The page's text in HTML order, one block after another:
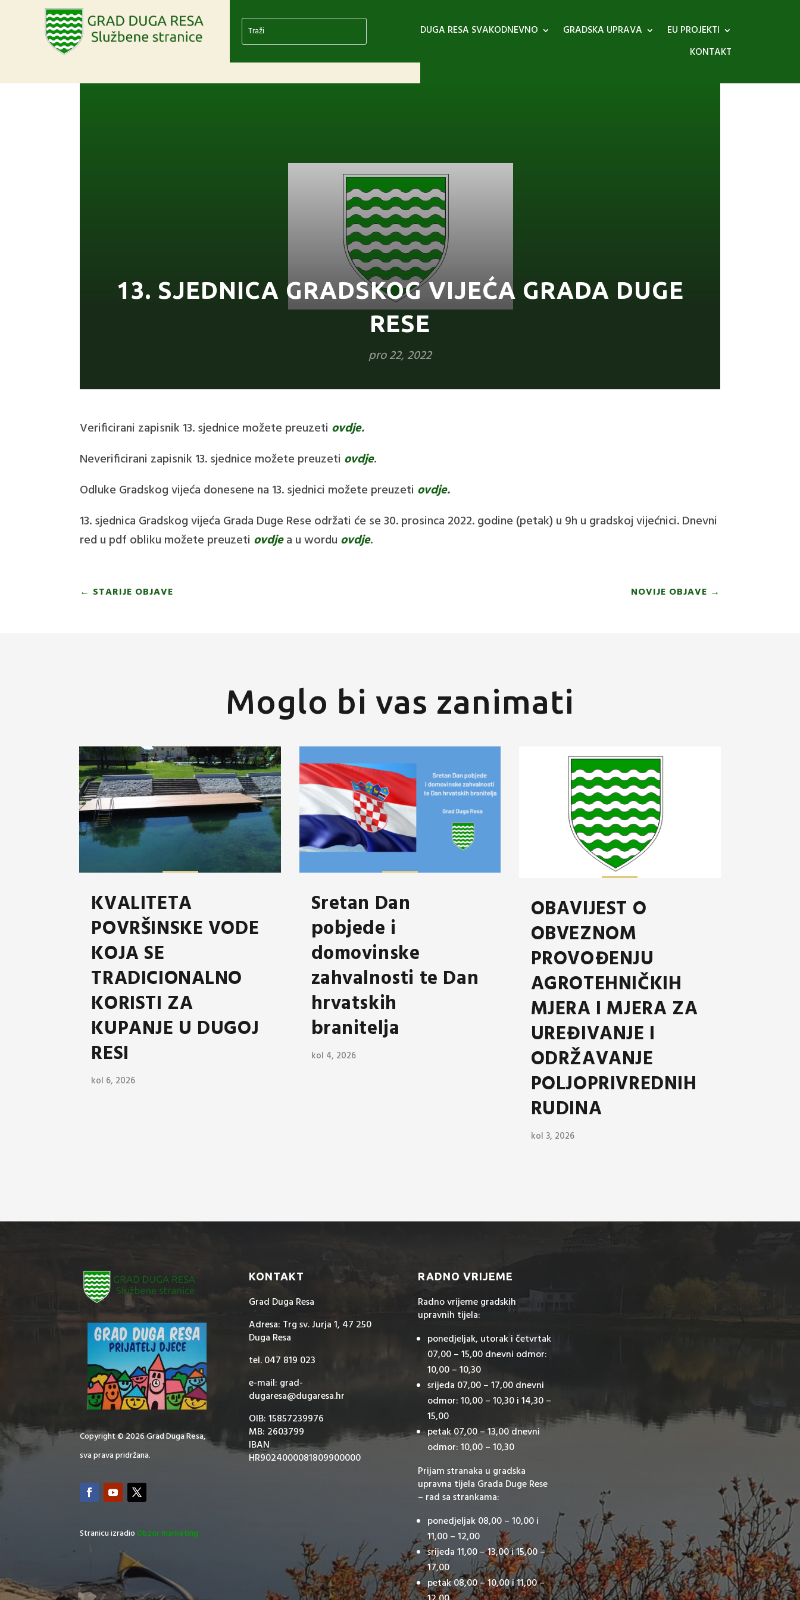
DUGA RESA SVAKODNEVNO GRADSKA UPRAVA
EU PROJEKTI
KONTAKT
13. SJEDNICA GRADSKOG VIJEĆA GRADA DUGE
RESE
pro 22, 2022
Verificirani zapisnik 13. sjednice možete preuzeti ovdje.
Neverificirani zapisnik 13. sjednice možete preuzeti ovdje.
Odluke Gradskog vijeća donesene na 13. sjednici možete preuzeti ovdje.
13. sjednica Gradskog vijeća Grada Duge Rese održati će se 30. prosinca 2022. godine (petak) u 9h u gradskoj vijećnici. Dnevni
red u pdf obliku možete preuzeti ovdjea u wordu ovdje.
← STARIJE OBJAVE NOVIJE OBJAVE →
Moglo bi vas zanimati
KVALITETA
POVRŠINSKE VODE
KOJA SE
TRADICIONALNO
KORISTI ZA
KUPANJE U DUGOJ
RESI
kol 6, 2026
Sretan Dan
pobjede i
domovinske
zahvalnosti te Dan
hrvatskih
branitelja
kol 4, 2026
OBAVIJEST O
OBVEZNOM
PROVOĐENJU
AGROTEHNIČKIH
MJERA I MJERA ZA
UREĐIVANJE I
ODRŽAVANJE
POLJOPRIVREDNIH
RUDINA
kol 3, 2026
Copyright © 2026 Grad Duga Resa,
sva prava pridržana.
Stranicu izradioObzor marketing
KONTAKT
Grad Duga Resa
Adresa: Trg sv. Jurja 1, 47 250
Duga Resa
tel. 047 819 023
e-mail: grad-
dugaresa@dugaresa.hr
OIB: 15857239976
MB: 2603799
IBAN
HR9024000081809900000
RADNO VRIJEME
Radno vrijeme gradskih
upravnih tijela:
ponedjeljak, utorak i četvrtak
07,00 – 15,00 dnevni odmor:
10,00 – 10,30
srijeda 07,00 – 17,00 dnevni
odmor: 10,00 – 10,30 i 14,30 –
15,00
petak 07,00 – 13,00 dnevni
odmor: 10,00 – 10,30
Prijam stranaka u gradska
upravna tijela Grada Duge Rese
– rad sa strankama:
ponedjeljak 08,00 – 10,00 i
11,00 – 12,00
srijeda 11,00 – 13,00 i 15,00 –
17,00
petak 08,00 – 10,00 i 11,00 –